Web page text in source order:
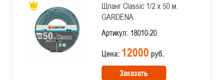
Шланг Classic 1/2 х 50 м.
GARDENA
Артикул: 18010-20
Цена: 12000 руб.
Заказать